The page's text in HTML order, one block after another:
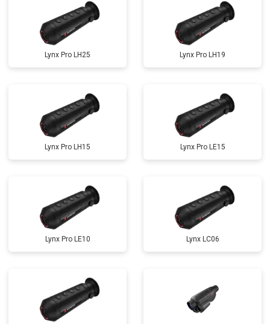
Lynx Pro LH25 Lynx Pro LH19
Lynx Pro LH15 Lynx Pro LE15
Lynx Pro LE10 Lynx LC06